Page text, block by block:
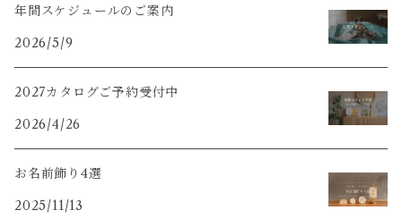
年間スケジュールのご案内
2026/5/9
2027カタログご予約受付中
2026/4/26
お名前飾り4選
2025/11/13